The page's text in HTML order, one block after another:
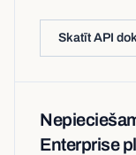
Skatīt API
Enterprise